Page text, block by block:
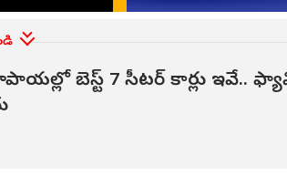
బెస్ట్ 7 సీటర్ కార్లు ఇవే..
మోదీ ప్రభుత్వానికి సారీ
ముగిసిపోయిందా?
డీఎస్సీ
ఎగ్జామ్‌!